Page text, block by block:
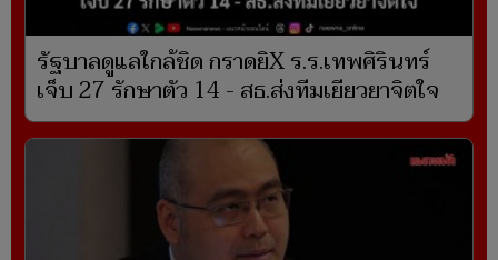
รัฐบาลดูแลใกล้ชิด กราดยิX ร.ร.เทพศิรินทร์
เจ็บ 27 รักษาตัว 14 - สธ.ส่งทีมเยียวยาจิตใจ